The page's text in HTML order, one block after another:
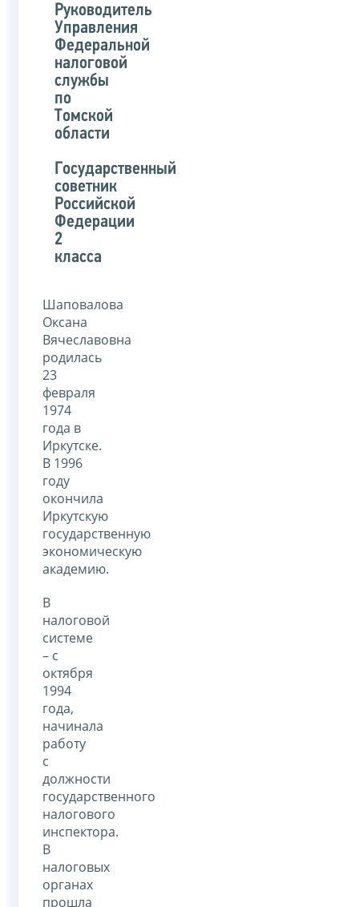
Руководитель
Управления
Федеральной
налоговой
службы
по
Томской
области
Государственный
советник
Российской
Федерации
2
класса
Шаповалова
Оксана
Вячеславовна
родилась
23
февраля
1974
года в
Иркутске.
В 1996
году
окончила
Иркутскую
государственную
экономическую
академию.
В
налоговой
системе
– с
октября
1994
года,
начинала
работу
с
должности
государственного
налогового
инспектора.
В
налоговых
органах
прошла